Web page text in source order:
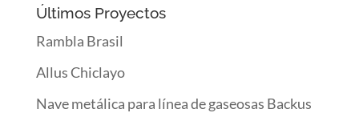
Últimos Proyectos
Rambla Brasil
Allus Chiclayo
Nave metálica para línea de gaseosas Backus